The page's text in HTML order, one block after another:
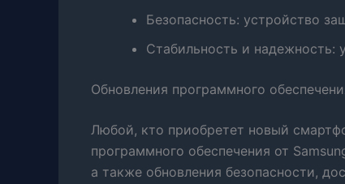
Безопасность: устройство
Стабильность и надежность:
Обновления программного
Любой, кто приобретет новый
программного обеспечения от
а также обновления безопасности,